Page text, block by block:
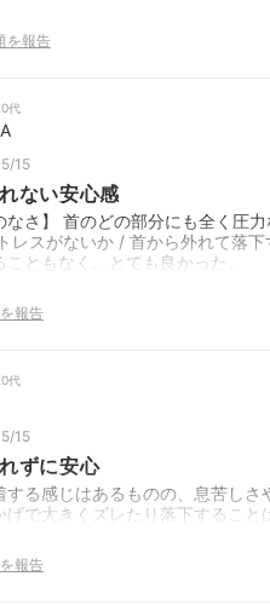
を報告
代
15
ない安心感
なさ】 首のどの部分にも全く圧
レスがないか / 首から外れて落
ともなく、とても良かった。
報告
代
15
ずに安心
る感じはあるものの、息苦し
げで大きくズレたり落下すること
報告